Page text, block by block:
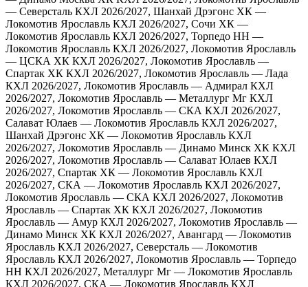
— Северсталь КХЛ 2026/2027, Шанхай Дрэгонс ХК —
Локомотив Ярославль КХЛ 2026/2027, Сочи ХК —
Локомотив Ярославль КХЛ 2026/2027, Торпедо НН —
Локомотив Ярославль КХЛ 2026/2027, Локомотив Ярославль
— ЦСКА ХК КХЛ 2026/2027, Локомотив Ярославль —
Спартак ХК КХЛ 2026/2027, Локомотив Ярославль — Лада
КХЛ 2026/2027, Локомотив Ярославль — Адмирал КХЛ
2026/2027, Локомотив Ярославль — Металлург Мг КХЛ
2026/2027, Локомотив Ярославль — СКА КХЛ 2026/2027,
Салават Юлаев — Локомотив Ярославль КХЛ 2026/2027,
Шанхай Дрэгонс ХК — Локомотив Ярославль КХЛ
2026/2027, Локомотив Ярославль — Динамо Минск ХК КХЛ
2026/2027, Локомотив Ярославль — Салават Юлаев КХЛ
2026/2027, Спартак ХК — Локомотив Ярославль КХЛ
2026/2027, СКА — Локомотив Ярославль КХЛ 2026/2027,
Локомотив Ярославль — СКА КХЛ 2026/2027, Локомотив
Ярославль — Спартак ХК КХЛ 2026/2027, Локомотив
Ярославль — Амур КХЛ 2026/2027, Локомотив Ярославль —
Динамо Минск ХК КХЛ 2026/2027, Авангард — Локомотив
Ярославль КХЛ 2026/2027, Северсталь — Локомотив
Ярославль КХЛ 2026/2027, Локомотив Ярославль — Торпедо
НН КХЛ 2026/2027, Металлург Мг — Локомотив Ярославль
КХЛ 2026/2027, СКА — Локомотив Ярославль КХЛ